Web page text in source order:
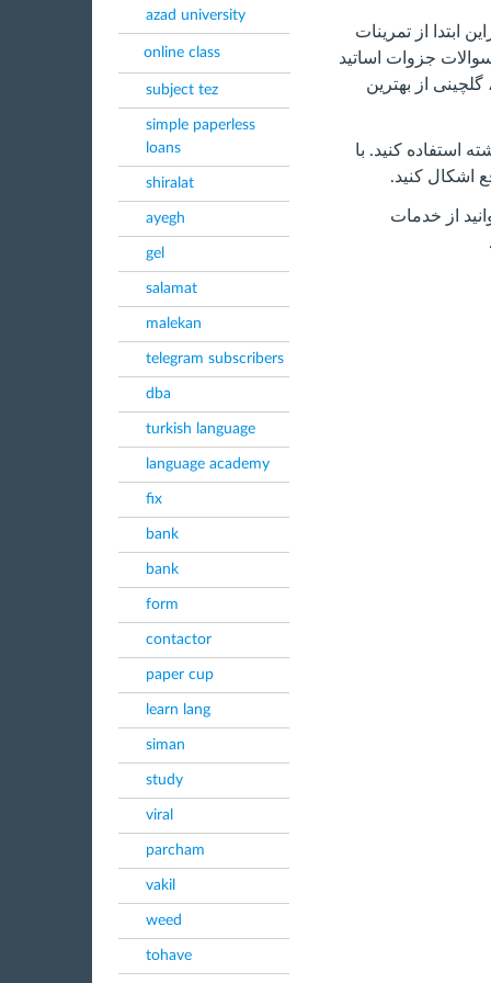
azad university
online class
subject tez
simple paperless
loans
shiralat
ayegh
gel
salamat
malekan
telegram subscribers
dba
turkish language
language academy
fix
bank
bank
form
contactor
paper cup
learn lang
siman
study
viral
parcham
vakil
weed
tohave
ابتدا از تمرینات
جزوات اساتید
از بهترین
استفاده کنید. با
اشکال کنید.
از خدمات